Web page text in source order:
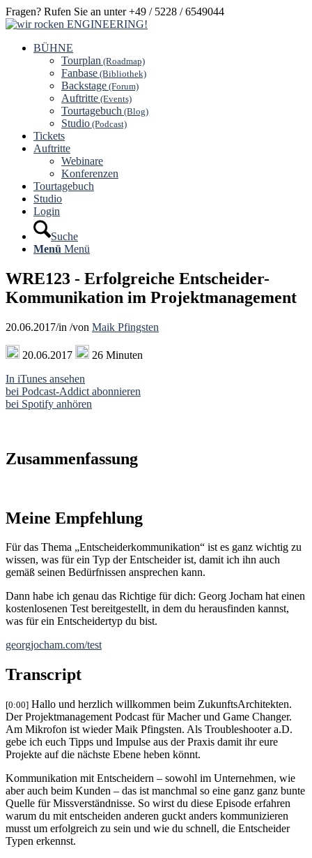
Fragen? Rufen Sie an unter +49 / 5228 / 6549044
BÜHNE
Tourplan (Roadmap)
Fanbase (Bibliothek)
Backstage (Forum)
Auftritte (Events)
Tourtagebuch (Blog)
Studio (Podcast)
Tickets
Auftritte
Webinare
Konferenzen
Tourtagebuch
Studio
Login
Suche
Menü Menü
WRE123 - Erfolgreiche Entscheider-
Kommunikation im Projektmanagement
20.06.2017/in /von Maik Pfingsten
20.06.2017
26 Minuten
In iTunes ansehen
bei Podcast-Addict abonnieren
bei Spotify anhören
Zusammenfassung
Meine Empfehlung
Für das Thema „Entscheiderkommunikation“ ist es ganz wichtig zu
wissen, was für ein Typ der Entscheider ist, damit ich ihn auch
gemäß seinen Bedürfnissen ansprechen kann.
Dann habe ich genau das Richtige für dich: Georg Jocham hat einen
kostenlosenen Test bereitgestellt, in dem du herausfinden kannst,
was für ein Entscheidertyp du bist.
georgjocham.com/test
Transcript
[0:00] Hallo und herzlich willkommen beim ZukunftsArchitekten.
Der Projektmanagement Podcast für Macher und Game Changer.
Am Mikrofon ist wieder Maik Pfingsten. Als Troubleshooter a.D.
gebe ich euch Tipps und Impulse aus der Praxis damit ihr eure
Projekte auf die nächste Ebene heben könnt.
Kommunikation mit Entscheidern – sowohl im Unternehmen, wie
aber auch beim Kunden – das ist manchmal so eine ganz ganz bunte
Quelle für Missverständnisse. So wirst du diese Episode erfahren
warum du mit entscheiden anderen guckt anders kommunizieren
musst um erfolgreich zu sein und wie du schnell, die Entscheider
Typen erkennst.